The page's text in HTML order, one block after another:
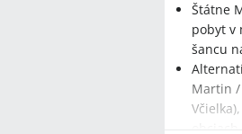
Štátne
pobyt v
šancu
Martin /